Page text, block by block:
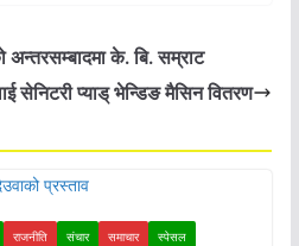
अन्तरसम्बादमा के. बि. सम्राट
सेनिटरी प्याड् भेन्डिङ मैसिन वितरण
राजनीति संचार समाचार
स्पेसल